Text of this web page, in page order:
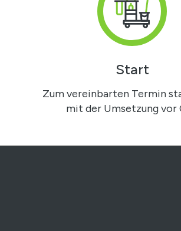
Start
Zum vereinbarten Termin
mit der Umsetzung vor